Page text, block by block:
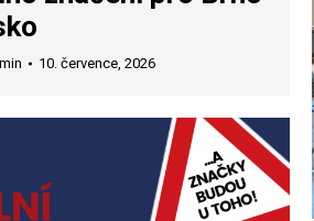
10. července, 2026